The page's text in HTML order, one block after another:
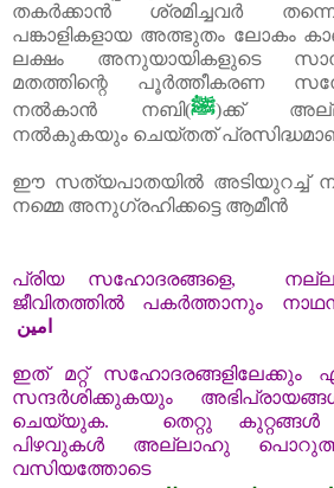
തകർക്കാൻ
ശ്രമിച്ചവർ
പങ്കാളികളായ അത്ഭുതം ലോകം
ലക്ഷം അനുയായികളുടെ
മതത്തിന്റെ പൂർത്തീകരണ
നൽകാൻ നബി(ﷺ)ക്ക്‌
നൽകുകയും ചെയ്തത്
ഈ സത്യപാതയിൽ അടിയുറച്ച്‌
നമ്മെ അനുഗ്രഹിക്കട്ടെ ആമീൻ
പ്രിയ സഹോദരങ്ങളെ,
ജീവിതത്തിൽ
പകർത്താനും
امين
ഇത് മറ്റ് സഹോദരങ്ങളിലേക്കും
സന്ദർശിക്കുകയും
ചെയ്യുക. തെറ്റു കുറ്റങ്ങൾ
പിഴവുകൾ
അല്ലാഹു
വസിയത്തോടെ